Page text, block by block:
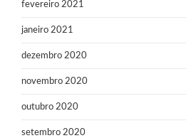
fevereiro 2021
janeiro 2021
dezembro 2020
novembro 2020
outubro 2020
setembro 2020